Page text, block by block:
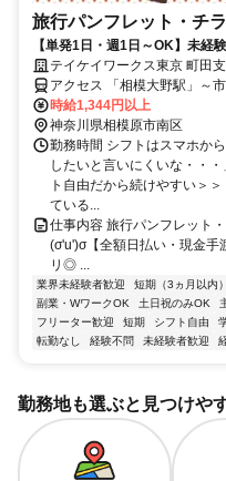
旅行パンフレット・チ
【単発1日・週1日～OK】未
きな時に働ける♪扶養内・Wワ
テイケイワークス東京 町田
アクセス 「相模大野駅」～
時給1,344円以上
神奈川県相模原市南区
勤務時間 シフトはスマホか
したいと言いにくいな・・
ト自由だから続けやすい＞
ている...
仕事内容 旅行パンフレット・
(σ'u')σ【全額日払い・現金手
リ◎ ...
業界未経験者歓迎 短期（3ヵ月以内）
副業・WワークOK
土日祝のみOK
フリーター歓迎
短期 シフト自由
転勤なし
経験不問 未経験者歓迎
勤務地も選ぶと見つけや